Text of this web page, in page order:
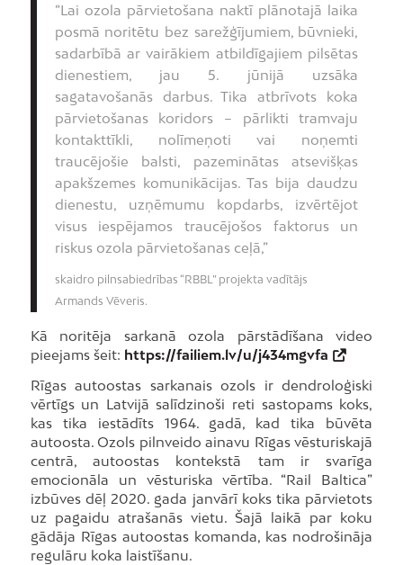
“Lai ozola pārvietošana naktī plānotajā laika
posmā noritētu bez sarežģījumiem, būvnieki,
sadarbībā ar vairākiem atbildīgajiem pilsētas
dienestiem, jau 5. jūnijā uzsāka
sagatavošanās darbus. Tika atbrīvots koka
pārvietošanas koridors – pārlikti tramvaju
kontakttīkli, nolīmeņoti vai noņemti
traucējošie balsti, pazeminātas atsevišķas
apakšzemes komunikācijas. Tas bija daudzu
dienestu, uzņēmumu kopdarbs, izvērtējot
visus iespējamos traucējošos faktorus un
riskus ozola pārvietošanas ceļā,”
skaidro pilnsabiedrības “RBBL” projekta vadītājs
Armands Vēveris.
Kā noritēja sarkanā ozola pārstādīšana video
pieejams šeit: https://failiem.lv/u/j434mgvfa
Rīgas autoostas sarkanais ozols ir dendroloģiski
vērtīgs un Latvijā salīdzinoši reti sastopams koks,
kas tika iestādīts 1964. gadā, kad tika būvēta
autoosta. Ozols pilnveido ainavu Rīgas vēsturiskajā
centrā, autoostas kontekstā tam ir svarīga
emocionāla un vēsturiska vērtība. “Rail Baltica”
izbūves dēļ 2020. gada janvārī koks tika pārvietots
uz pagaidu atrašanās vietu. Šajā laikā par koku
gādāja Rīgas autoostas komanda, kas nodrošināja
regulāru koka laistīšanu.